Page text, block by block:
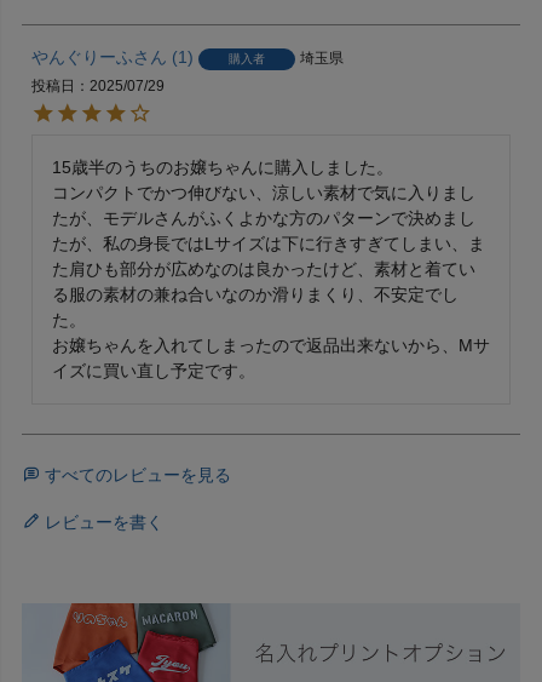
やんぐりーふ 1 購入者
埼玉県
投稿日
2025/07/29
15歳半のうちのお嬢ちゃんに購入しました。
コンパクトでかつ伸びない、涼しい素材で気に入りまし
たが、モデルさんがふくよかな方のパターンで決めまし
たが、私の身長ではLサイズは下に行きすぎてしまい、ま
た肩ひも部分が広めなのは良かったけど、素材と着てい
る服の素材の兼ね合いなのか滑りまくり、不安定でし
た。
お嬢ちゃんを入れてしまったので返品出来ないから、Mサ
イズに買い直し予定です。
すべてのレビューを見る
レビューを書く